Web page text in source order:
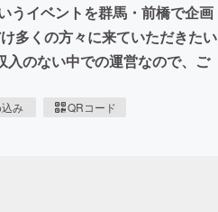
うイベントを群馬・前橋で企画
多くの方々に来ていただきたい
入のない中での運営なので、ご
み QRコード